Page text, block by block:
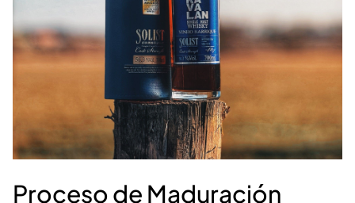
Proceso de Maduración